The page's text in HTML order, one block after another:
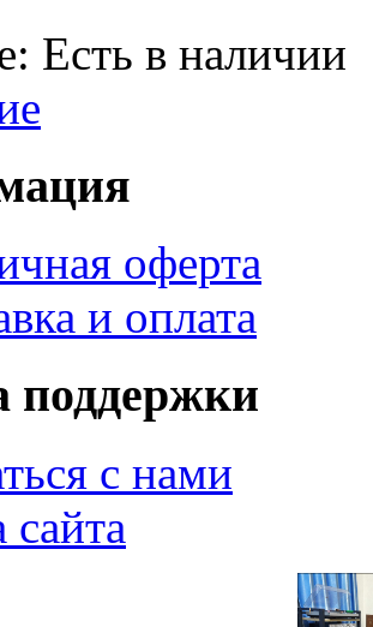
Есть в наличии
оферта
и оплата
поддержки
с нами
сайта